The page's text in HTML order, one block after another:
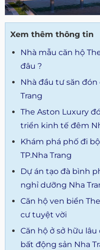
Xem thêm thông tin
Nhà mẫu căn hộ
đâu ?
Nhà đầu tư săn
Trang
The Aston Luxury
triển kinh tế đêm
Khám phá phố đi
TP.Nha Trang
Dự án tạo đà bình
nghỉ dưỡng Nha
Căn hộ ven biển
cư tuyệt vời
Căn hộ ở sở hữu
bất động sản Nha